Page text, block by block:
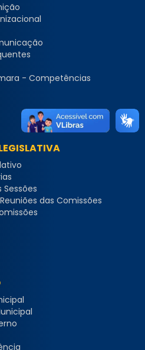
- Competências
das Comissões